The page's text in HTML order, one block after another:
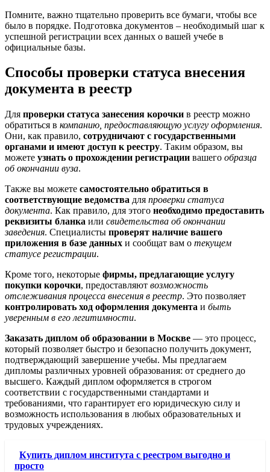
Помните, важно тщательно проверить все бумаги, чтобы все
было в порядке. Подготовка документов – необходимый шаг к
успешной регистрации всех данных о вашей учебе в
официальные базы.
Способы проверки статуса внесения
документа в реестр
Для проверки статуса занесения корочки в реестр можно
обратиться в компанию, предоставляющую услугу оформления.
Они, как правило, сотрудничают с государственными
органами и имеют доступ к реестру. Таким образом, вы
можете узнать о прохождении регистрации вашего образца
об окончании вуза.
Также вы можете самостоятельно обратиться в
соответствующие ведомства для проверки статуса
документа. Как правило, для этого необходимо предоставить
реквизиты бланка или свидетельства об окончании
заведения. Специалисты проверят наличие вашего
приложения в базе данных и сообщат вам о текущем
статусе регистрации.
Кроме того, некоторые фирмы, предлагающие услугу
покупки корочки, предоставляют возможность
отслеживания процесса внесения в реестр. Это позволяет
контролировать ход оформления документа и быть
уверенным в его легитимности.
Заказать диплом об образовании в Москве — это процесс,
который позволяет быстро и безопасно получить документ,
подтверждающий завершение учебы. Мы предлагаем
дипломы различных уровней образования: от среднего до
высшего. Каждый диплом оформляется в строгом
соответствии с государственными стандартами и
требованиями, что гарантирует его юридическую силу и
возможность использования в любых образовательных и
трудовых учреждениях.
Купить диплом института с реестром выгодно и
просто